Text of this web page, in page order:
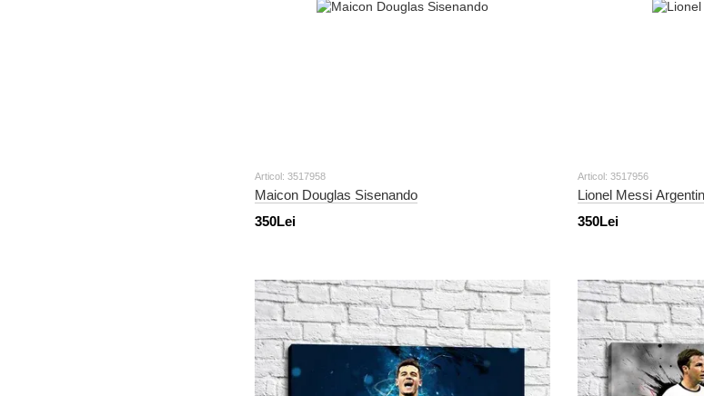
Articol: 3517958
Maicon Douglas Sisenando
350Lei
Articol: 3517956
Lionel Messi
350Lei